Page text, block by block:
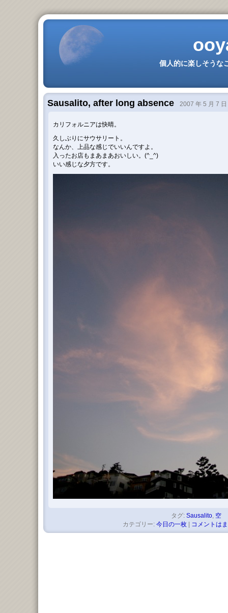
個人的に楽しそうな
Sausalito, after long absence 2007 年 5 月 7 日
カリフォルニアは快晴。
久しぶりにサウサリート。
なんか、上品な感じでいいんですよ。
入ったお店もまあまあおいしい。(^_^)
いい感じな夕方です。
タグ: Sausalito, 空
カテゴリー: 今日の一枚| コメントは